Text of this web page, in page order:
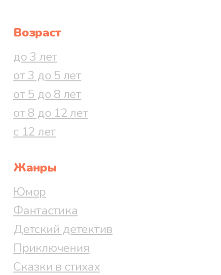
Возраст
до 3 лет
от 3 до 5 лет
от 5 до 8 лет
от 8 до 12 лет
с 12 лет
Жанры
Юмор
Фантастика
Детский детектив
Приключения
Сказки в стихах